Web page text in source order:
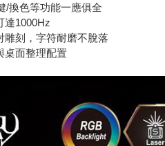
/換色等功能一應俱全
達1000Hz
雕刻，字符耐磨不脫落
桌面整理配置